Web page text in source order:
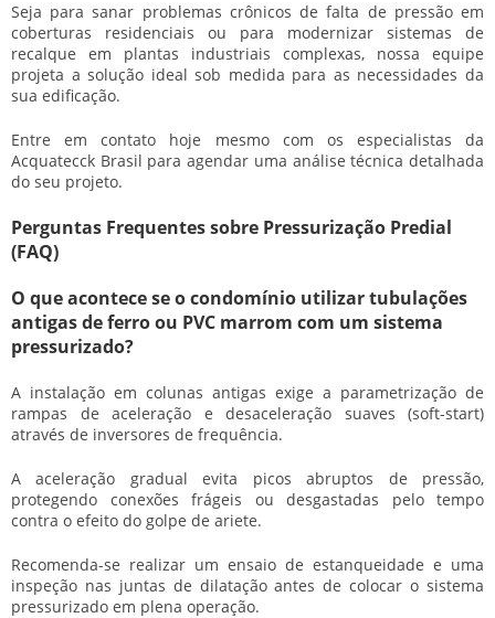
Seja para sanar problemas crônicos de falta de pressão em
coberturas residenciais ou para modernizar sistemas de
recalque em plantas industriais complexas, nossa equipe
projeta a solução ideal sob medida para as necessidades da
sua edificação.
Entre em contato hoje mesmo com os especialistas da
Acquatecck Brasil para agendar uma análise técnica detalhada
do seu projeto.
Perguntas Frequentes sobre Pressurização Predial
(FAQ)
O que acontece se o condomínio utilizar tubulações
antigas de ferro ou PVC marrom com um sistema
pressurizado?
A instalação em colunas antigas exige a parametrização de
rampas de aceleração e desaceleração suaves (soft-start)
através de inversores de frequência.
A aceleração gradual evita picos abruptos de pressão,
protegendo conexões frágeis ou desgastadas pelo tempo
contra o efeito do golpe de ariete.
Recomenda-se realizar um ensaio de estanqueidade e uma
inspeção nas juntas de dilatação antes de colocar o sistema
pressurizado em plena operação.